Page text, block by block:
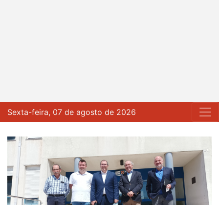
Sexta-feira, 07 de agosto de 2026